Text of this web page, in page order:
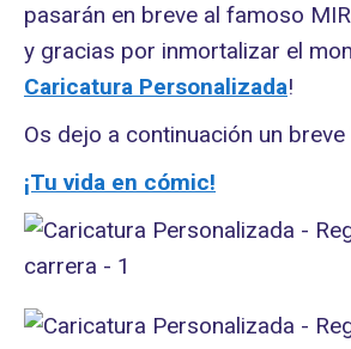
pasarán en breve al famoso
y gracias por inmortalizar el
Caricatura Personalizada!
Os dejo a continuación un breve
¡Tu vida en cómic!